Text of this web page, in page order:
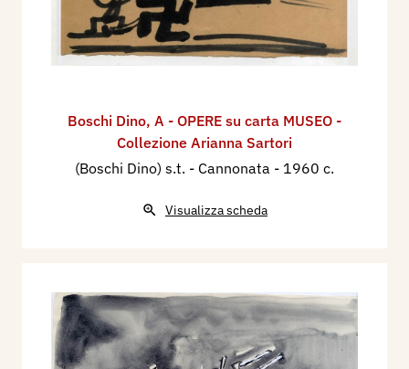
Boschi Dino, A - OPERE su carta MUSEO -
Collezione Arianna Sartori
(Boschi Dino) s.t. - Cannonata - 1960 c.
Visualizza scheda